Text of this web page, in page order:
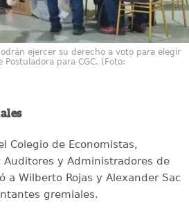
ejercer su derecho a voto para elegir
para CGC. (Foto:
Colegio de Economistas,
Auditores y Administradores de
a Wilberto Rojas y Alexander Sac
gremiales.